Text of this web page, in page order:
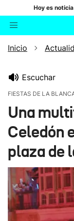
Hoy es noticia
Buscador
Inicio
Escuchar
FIESTAS DE LA
Una
Celedón
plaza de